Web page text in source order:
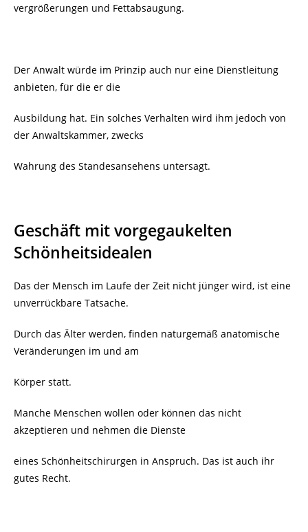
vergrößerungen und Fettabsaugung.
Der Anwalt würde im Prinzip auch nur eine Dienstleitung
anbieten, für die er die
Ausbildung hat. Ein solches Verhalten wird ihm jedoch von
der Anwaltskammer, zwecks
Wahrung des Standesansehens untersagt.
Geschäft mit vorgegaukelten
Schönheitsidealen
Das der Mensch im Laufe der Zeit nicht jünger wird, ist eine
unverrückbare Tatsache.
Durch das Älter werden, finden naturgemäß anatomische
Veränderungen im und am
Körper statt.
Manche Menschen wollen oder können das nicht
akzeptieren und nehmen die Dienste
eines Schönheitschirurgen in Anspruch. Das ist auch ihr
gutes Recht.